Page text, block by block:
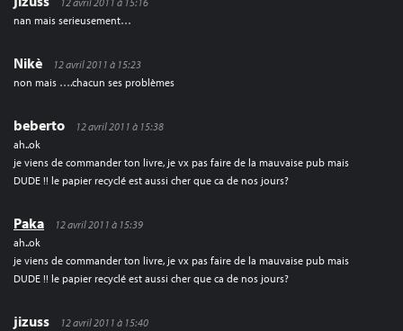
nan mais serieusement…
Nikè
12 avril 2011 à 15:23
non mais ….chacun ses problèmes
beberto
12 avril 2011 à 15:38
ah..ok
je viens de commander ton livre, je vx pas faire de la mauvaise pub mais
DUDE !! le papier recyclé est aussi cher que ca de nos jours?
Paka
12 avril 2011 à 15:39
ah..ok
je viens de commander ton livre, je vx pas faire de la mauvaise pub mais
DUDE !! le papier recyclé est aussi cher que ca de nos jours?
jizuss
12 avril 2011 à 15:40